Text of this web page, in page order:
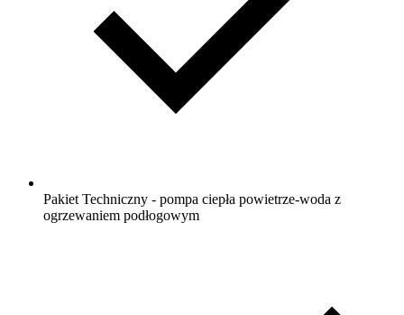
Pakiet Techniczny - pompa ciepła powietrze-woda z
ogrzewaniem podłogowym